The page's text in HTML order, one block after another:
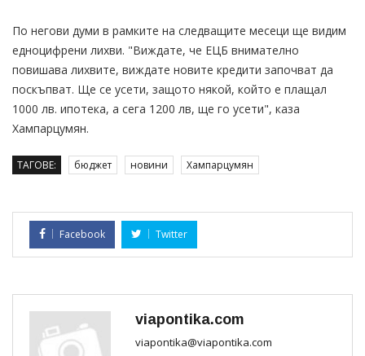
По негови думи в рамките на следващите месеци ще видим
едноцифрени лихви. "Виждате, че ЕЦБ внимателно
повишава лихвите, виждате новите кредити започват да
поскъпват. Ще се усети, защото някой, който е плащал
1000 лв. ипотека, а сега 1200 лв, ще го усети", каза
Хампарцумян.
ТАГОВЕ: бюджет новини Хампарцумян
Facebook Twitter
viapontika.com
viapontika@viapontika.com